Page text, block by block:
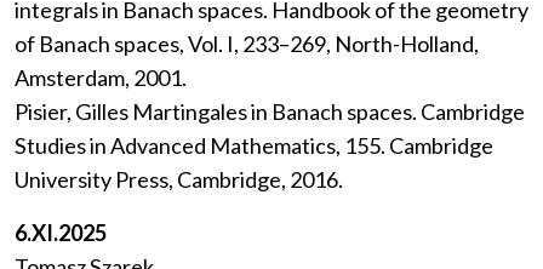
integrals in Banach spaces. Handbook of the geometry
of Banach spaces, Vol. I, 233–269, North-Holland,
Amsterdam, 2001.
Pisier, Gilles Martingales in Banach spaces. Cambridge
Studies in Advanced Mathematics, 155. Cambridge
University Press, Cambridge, 2016.
6.XI.2025